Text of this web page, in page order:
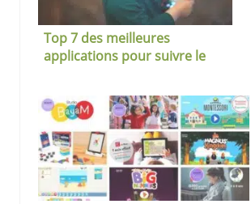
Top 7 des meilleures
applications pour suivre le